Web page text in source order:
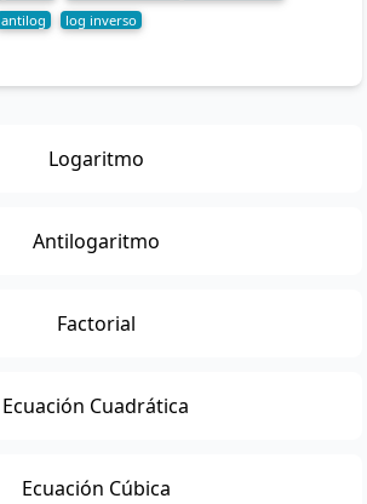
antilog log inverso
Logaritmo
Antilogaritmo
Factorial
Ecuación Cuadrática
Ecuación Cúbica